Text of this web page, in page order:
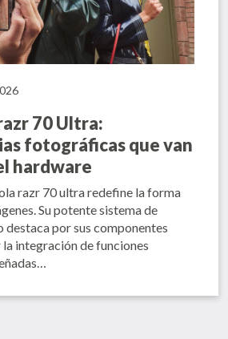
70 Ultra:
fotográficas que van
hardware
razr 70 ultra redefine la forma
Su potente sistema de
destaca por sus componentes
integración de funciones